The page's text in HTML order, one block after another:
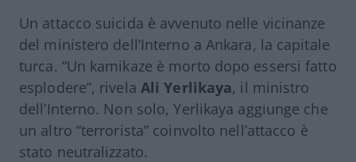
Un attacco suicida è avvenuto nelle vicinanze
del ministero dell’Interno a Ankara, la capitale
turca. “Un kamikaze è morto dopo essersi fatto
esplodere”, rivela Ali Yerlikaya, il ministro
dell’Interno. Non solo, Yerlikaya aggiunge che
un altro “terrorista” coinvolto nell’attacco è
stato neutralizzato.